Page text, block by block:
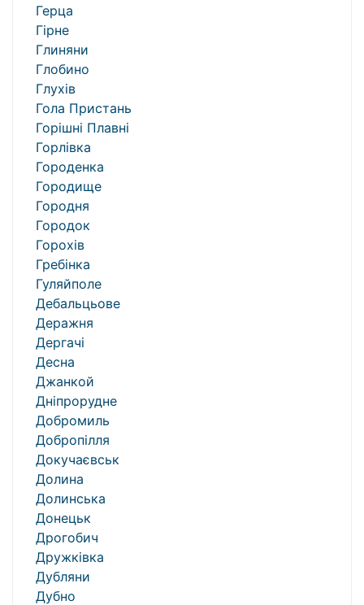
Герца
Гірне
Глиняни
Глобино
Глухів
Гола Пристань
Горішні Плавні
Горлівка
Городенка
Городище
Городня
Городок
Горохів
Гребінка
Гуляйполе
Дебальцьове
Деражня
Дергачі
Десна
Джанкой
Дніпрорудне
Добромиль
Добропілля
Докучаєвськ
Долина
Долинська
Донецьк
Дрогобич
Дружківка
Дубляни
Дубно